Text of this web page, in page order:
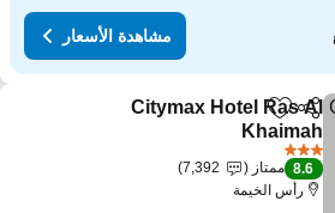
مشاهدة الأسعار
مشاركةAdd to favorites
Citymax Hotel Ras Al
Khaimah
8.6 ممتاز
7,392
رأس الخيمة